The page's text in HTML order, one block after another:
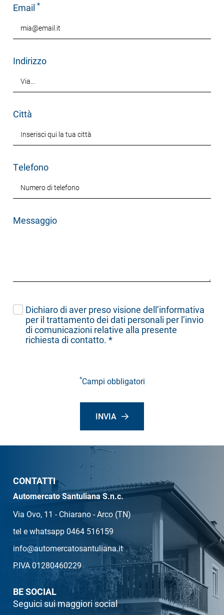
Email*
Indirizzo
Città
Telefono
Messaggio
Dichiaro di aver preso visione dell’informativa
per il trattamento dei dati personali per l’invio
di comunicazioni relative alla presente
richiesta di contatto.*
*Campi obbligatori
INVIA
CONTATTI
Automercato Santuliana S.n.c.
Via Ovo, 11 - Chiarano - Arco (TN)
tel e whatsapp 0464 516159
info@automercatosantuliana.it
P.IVA 01280460229
BE SOCIAL
Seguici sui maggiori social